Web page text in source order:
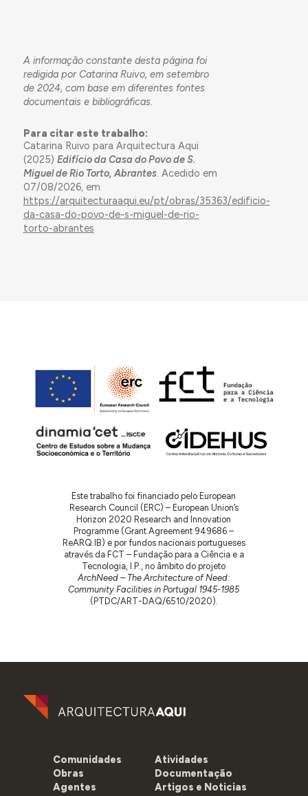
A informação constante desta página foi
redigida por Catarina Ruivo, em setembro
de 2024, com base em diferentes fontes
documentais e bibliográficas.
Para citar este trabalho:
Catarina Ruivo para Arquitectura Aqui
(2025) Edifício da Casa do Povo de S.
Miguel de Rio Torto, Abrantes. Acedido em
07/08/2026, em
https://arquitecturaaqui.eu/pt/obras/35363/edificio-
da-casa-do-povo-de-s-miguel-de-rio-
torto-abrantes
Este trabalho foi financiado pelo European
Research Council (ERC) – European Union’s
Horizon 2020 Research and Innovation
Programme (Grant Agreement 949686 –
ReARQ.IB) e por fundos nacionais portugueses
através da FCT – Fundação para a Ciência e a
Tecnologia, I.P., no âmbito do projeto
ArchNeed – The Architecture of Need:
Community Facilities in Portugal 1945-1985
(PTDC/ART-DAQ/6510/2020).
Comunidades
Obras
Agentes
Atividades
Documentação
Artigos e Noticias